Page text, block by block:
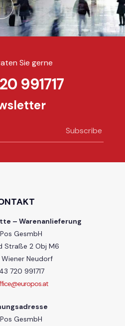
Sie gerne
991717
Subscribe
– Warenanlieferung
GesmbH
Straße 2 Obj M6
Neudorf
720 991717
GesmbH